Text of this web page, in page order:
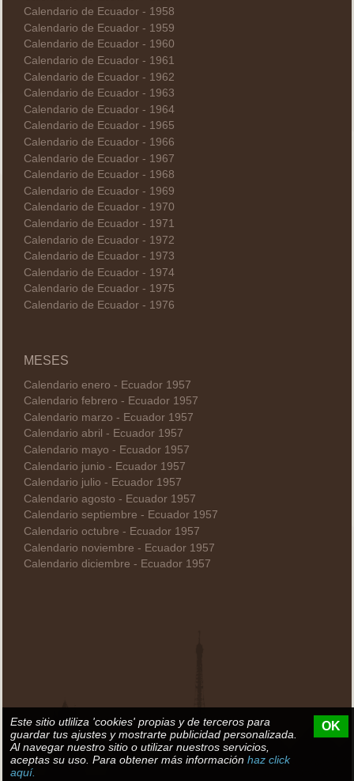
Calendario de Ecuador - 1958
Calendario de Ecuador - 1959
Calendario de Ecuador - 1960
Calendario de Ecuador - 1961
Calendario de Ecuador - 1962
Calendario de Ecuador - 1963
Calendario de Ecuador - 1964
Calendario de Ecuador - 1965
Calendario de Ecuador - 1966
Calendario de Ecuador - 1967
Calendario de Ecuador - 1968
Calendario de Ecuador - 1969
Calendario de Ecuador - 1970
Calendario de Ecuador - 1971
Calendario de Ecuador - 1972
Calendario de Ecuador - 1973
Calendario de Ecuador - 1974
Calendario de Ecuador - 1975
Calendario de Ecuador - 1976
MESES
Calendario enero - Ecuador 1957
Calendario febrero - Ecuador 1957
Calendario marzo - Ecuador 1957
Calendario abril - Ecuador 1957
Calendario mayo - Ecuador 1957
Calendario junio - Ecuador 1957
Calendario julio - Ecuador 1957
Calendario agosto - Ecuador 1957
Calendario septiembre - Ecuador 1957
Calendario octubre - Ecuador 1957
Calendario noviembre - Ecuador 1957
Calendario diciembre - Ecuador 1957
Este sitio utliliza 'cookies' propias y de terceros para
guardar tus ajustes y mostrarte publicidad personalizada.
Al navegar nuestro sitio o utilizar nuestros servicios,
aceptas su uso. Para obtener más información haz click
aquí.
OK